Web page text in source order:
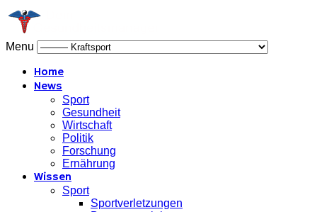
Menu
Home
News
Sport
Gesundheit
Wirtschaft
Politik
Forschung
Ernährung
Wissen
Sport
Sportverletzungen